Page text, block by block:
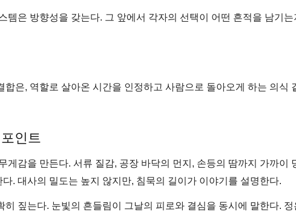
템은 방향성을 갖는다. 그 앞에서 각자의 선택이 어떤 흔적을 남기는
합은, 역할로 살아온 시간을 인정하고 사람으로 돌아오게 하는 의식
인트
게감을 만든다. 서류 질감, 공장 바닥의 먼지, 손등의 땀까지 가까이
. 대사의 밀도는 높지 않지만, 침묵의 길이가 이야기를 설명한다.
짚는다. 눈빛의 흔들림이 그날의 피로와 결심을 동시에 말한다. 정